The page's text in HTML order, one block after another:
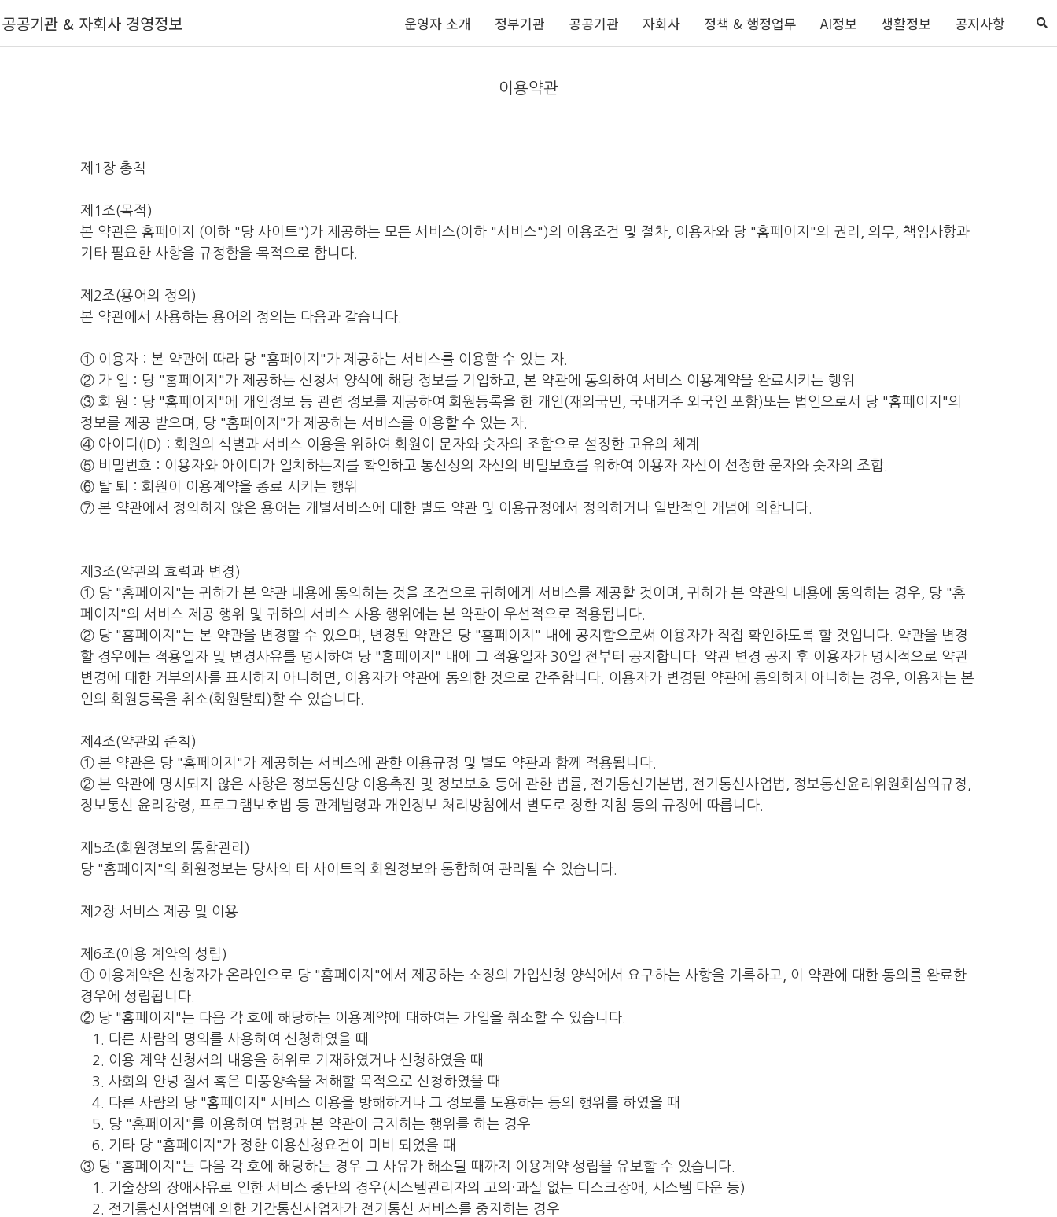
공공기관 & 자회사 경영정보 운영자 소개 정부기관 공공기관 자회사 정책 & 행정업무 AI정보 생활정보 공지사항
이용약관
제1장 총칙
제1조(목적)
본 약관은 홈페이지 (이하 "당 사이트")가 제공하는 모든 서비스(이하 "서비스")의 이용조건 및 절차, 이용자와 당 "홈페이지"의 권리, 의무, 책임사항과
기타 필요한 사항을 규정함을 목적으로 합니다.
제2조(용어의 정의)
본 약관에서 사용하는 용어의 정의는 다음과 같습니다.
① 이용자 : 본 약관에 따라 당 "홈페이지"가 제공하는 서비스를 이용할 수 있는 자.
② 가 입 : 당 "홈페이지"가 제공하는 신청서 양식에 해당 정보를 기입하고, 본 약관에 동의하여 서비스 이용계약을 완료시키는 행위
③ 회 원 : 당 "홈페이지"에 개인정보 등 관련 정보를 제공하여 회원등록을 한 개인(재외국민, 국내거주 외국인 포함)또는 법인으로서 당 "홈페이지"의
정보를 제공 받으며, 당 "홈페이지"가 제공하는 서비스를 이용할 수 있는 자.
④ 아이디(ID) : 회원의 식별과 서비스 이용을 위하여 회원이 문자와 숫자의 조합으로 설정한 고유의 체계
⑤ 비밀번호 : 이용자와 아이디가 일치하는지를 확인하고 통신상의 자신의 비밀보호를 위하여 이용자 자신이 선정한 문자와 숫자의 조합.
⑥ 탈 퇴 : 회원이 이용계약을 종료 시키는 행위
⑦ 본 약관에서 정의하지 않은 용어는 개별서비스에 대한 별도 약관 및 이용규정에서 정의하거나 일반적인 개념에 의합니다.
제3조(약관의 효력과 변경)
① 당 "홈페이지"는 귀하가 본 약관 내용에 동의하는 것을 조건으로 귀하에게 서비스를 제공할 것이며, 귀하가 본 약관의 내용에 동의하는 경우, 당 "홈
페이지"의 서비스 제공 행위 및 귀하의 서비스 사용 행위에는 본 약관이 우선적으로 적용됩니다.
② 당 "홈페이지"는 본 약관을 변경할 수 있으며, 변경된 약관은 당 "홈페이지" 내에 공지함으로써 이용자가 직접 확인하도록 할 것입니다. 약관을 변경
할 경우에는 적용일자 및 변경사유를 명시하여 당 "홈페이지" 내에 그 적용일자 30일 전부터 공지합니다. 약관 변경 공지 후 이용자가 명시적으로 약관
변경에 대한 거부의사를 표시하지 아니하면, 이용자가 약관에 동의한 것으로 간주합니다. 이용자가 변경된 약관에 동의하지 아니하는 경우, 이용자는 본
인의 회원등록을 취소(회원탈퇴)할 수 있습니다.
제4조(약관외 준칙)
① 본 약관은 당 "홈페이지"가 제공하는 서비스에 관한 이용규정 및 별도 약관과 함께 적용됩니다.
② 본 약관에 명시되지 않은 사항은 정보통신망 이용촉진 및 정보보호 등에 관한 법률, 전기통신기본법, 전기통신사업법, 정보통신윤리위원회심의규정,
정보통신 윤리강령, 프로그램보호법 등 관계법령과 개인정보 처리방침에서 별도로 정한 지침 등의 규정에 따릅니다.
제5조(회원정보의 통합관리)
당 "홈페이지"의 회원정보는 당사의 타 사이트의 회원정보와 통합하여 관리될 수 있습니다.
제2장 서비스 제공 및 이용
제6조(이용 계약의 성립)
① 이용계약은 신청자가 온라인으로 당 "홈페이지"에서 제공하는 소정의 가입신청 양식에서 요구하는 사항을 기록하고, 이 약관에 대한 동의를 완료한
경우에 성립됩니다.
② 당 "홈페이지"는 다음 각 호에 해당하는 이용계약에 대하여는 가입을 취소할 수 있습니다.
1. 다른 사람의 명의를 사용하여 신청하였을 때
2. 이용 계약 신청서의 내용을 허위로 기재하였거나 신청하였을 때
3. 사회의 안녕 질서 혹은 미풍양속을 저해할 목적으로 신청하였을 때
4. 다른 사람의 당 "홈페이지" 서비스 이용을 방해하거나 그 정보를 도용하는 등의 행위를 하였을 때
5. 당 "홈페이지"를 이용하여 법령과 본 약관이 금지하는 행위를 하는 경우
6. 기타 당 "홈페이지"가 정한 이용신청요건이 미비 되었을 때
③ 당 "홈페이지"는 다음 각 호에 해당하는 경우 그 사유가 해소될 때까지 이용계약 성립을 유보할 수 있습니다.
1. 기술상의 장애사유로 인한 서비스 중단의 경우(시스템관리자의 고의·과실 없는 디스크장애, 시스템 다운 등)
2. 전기통신사업법에 의한 기간통신사업자가 전기통신 서비스를 중지하는 경우